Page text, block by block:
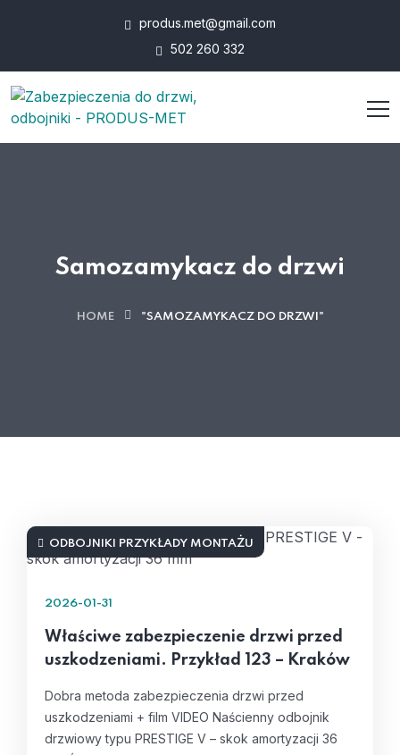
produs.met@gmail.com
502 260 332
Samozamykacz do drzwi
HOME "SAMOZAMYKACZ DO DRZWI"
ODBOJNIKI PRZYKŁADY MONTAŻU
2026-01-31
Właściwe zabezpieczenie drzwi przed
uszkodzeniami. Przykład 123 – Kraków
Dobra metoda zabezpieczenia drzwi przed
uszkodzeniami + film VIDEO Naścienny odbojnik
drzwiowy typu PRESTIGE V – skok amortyzacji 36